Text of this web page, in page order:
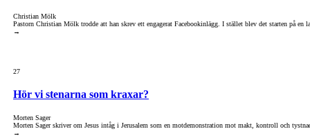
Christian Mölk
Pastorn Christian Mölk trodde att han skrev ett engagerat Facebookinlägg. I stället blev det starten på
→
27
Hör vi stenarna som kraxar?
Morten Sager
Morten Sager skriver om Jesus intåg i Jerusalem som en motdemonstration mot makt, kontroll och
→